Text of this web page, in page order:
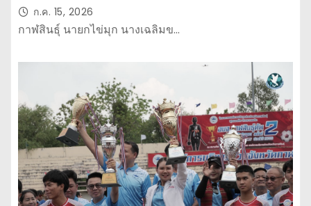
ก.ค. 15, 2026
กาฬสินธุ์ นายกไข่มุก นางเฉลิมข…